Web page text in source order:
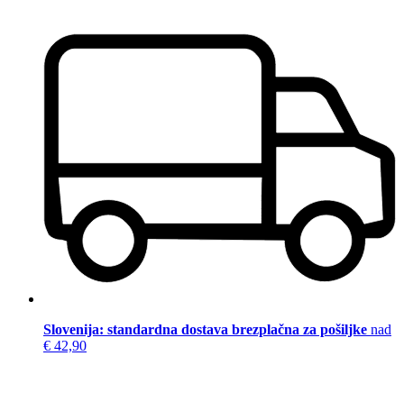
Slovenija: standardna dostava brezplačna za pošiljke nad
€ 42,90